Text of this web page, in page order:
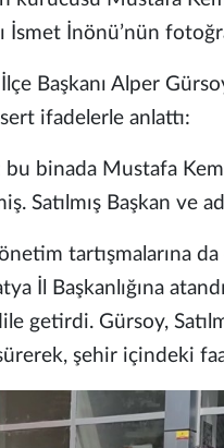
İsmet İnönü’nün
Başkanı Alper
ifadelerle anlattı:
bu binada Mustafa
Satılmış Başkan ve
tartışmalarına
İl Başkanlığına
getirdi. Gürsoy,
şehir içindeki